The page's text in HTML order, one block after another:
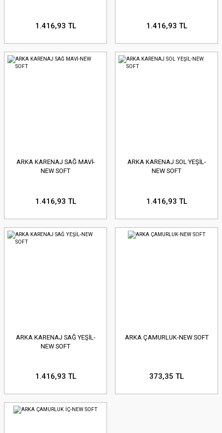
1.416,93 TL 1.416,93 TL
ARKA KARENAJ SAĞ MAVİ-
NEW SOFT
1.416,93 TL
ARKA KARENAJ SOL YEŞİL-
NEW SOFT
1.416,93 TL
ARKA KARENAJ SAĞ YEŞİL-
NEW SOFT
1.416,93 TL
ARKA ÇAMURLUK-NEW SOFT
373,35 TL